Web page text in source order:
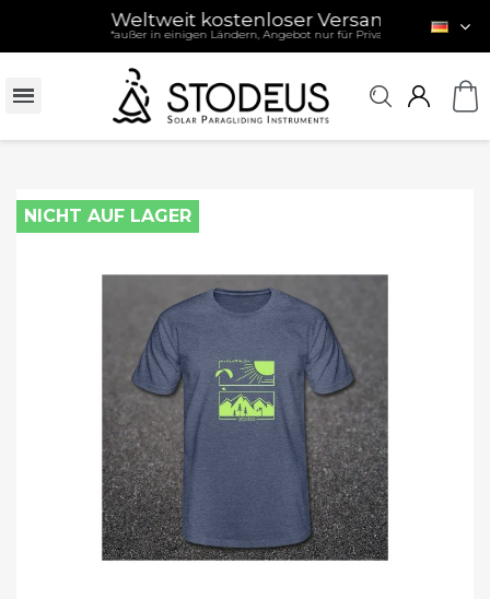
Weltweit kostenloser Versand - ab 120 €
*außer in einigen Ländern, Angebot nur für Privatpersonen (siehe
NICHT AUF LAGER